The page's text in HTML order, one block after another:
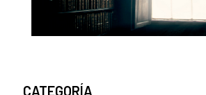
CATEGORÍA